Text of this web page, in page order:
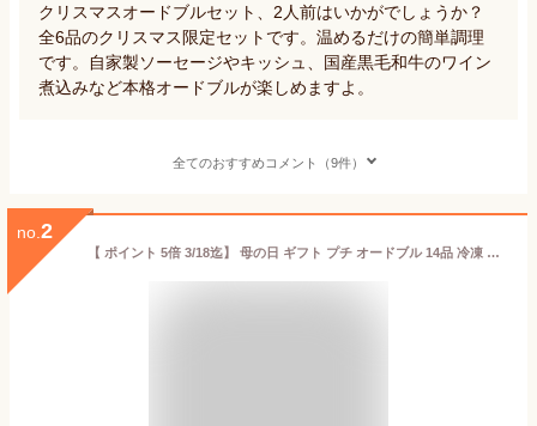
クリスマスオードブルセット、2人前はいかがでしょうか？
全6品のクリスマス限定セットです。温めるだけの簡単調理
です。自家製ソーセージやキッシュ、国産黒毛和牛のワイン
煮込みなど本格オードブルが楽しめますよ。
全てのおすすめコメント（9件）
no. 2
【 ポイント 5倍 3/18迄】 母の日 ギフト プチ オードブル 14品 冷凍 銀座ローマイヤ ご褒美 洋風 おせち 1~ 2人前 食品 贈り物 ローストビーフ 生ハム 合鴨 肉 海鮮 海老 詰合せ ケーキ 洋惣菜 おつまみ ワイン 誕生日 プレゼント 洋風おせち 父の日 中元 お中元